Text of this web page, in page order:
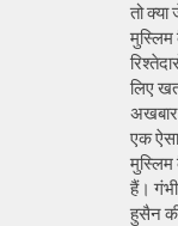
तो
मुस्लिम
लिए
एक
मुस्लिम
हैं।
हुसैन